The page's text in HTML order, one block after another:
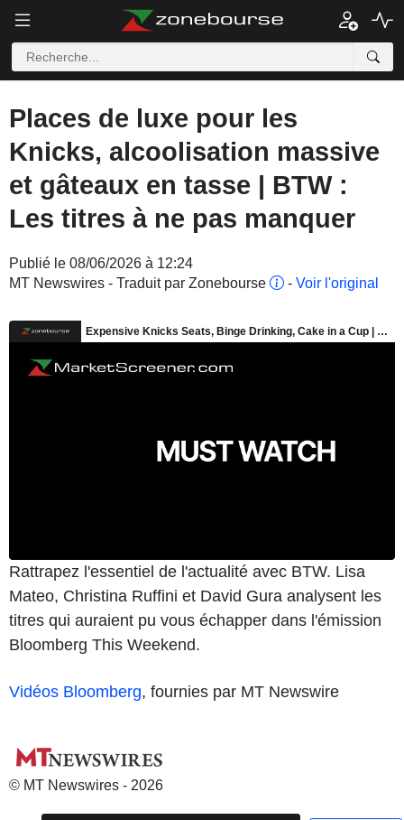
Places de luxe pour les
Knicks, alcoolisation massive
et gâteaux en tasse | BTW :
Les titres à ne pas manquer
Publié le 08/06/2026 à 12:24
MT Newswires - Traduit par Zonebourse
- Voir l'original
Rattrapez l'essentiel de l'actualité avec BTW. Lisa
Mateo, Christina Ruffini et David Gura analysent les
titres qui auraient pu vous échapper dans l'émission
Bloomberg This Weekend.
Vidéos Bloomberg, fournies par MT Newswire
© MT Newswires - 2026